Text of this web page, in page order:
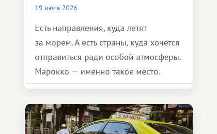
19 июля 2026
Есть направления, куда летят
за морем. А есть страны, куда хочется
отправиться ради особой атмосферы.
Марокко — именно такое место.